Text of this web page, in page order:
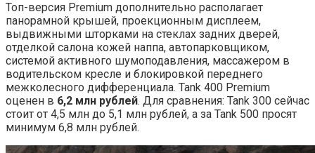
Топ-версия Premium дополнительно располагает
панорамной крышей, проекционным дисплеем,
выдвижными шторками на стеклах задних дверей,
отделкой салона кожей наппа, автопарковщиком,
системой активного шумоподавления, массажером в
водительском кресле и блокировкой переднего
межколесного дифференциала. Tank 400 Premium
оценен в 6,2 млн рублей. Для сравнения: Tank 300 сейчас
стоит от 4,5 млн до 5,1 млн рублей, а за Tank 500 просят
минимум 6,8 млн рублей.